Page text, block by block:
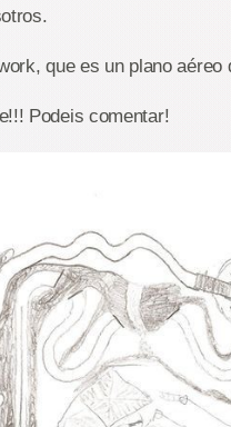
que es un plano aéreo
Podeis comentar!